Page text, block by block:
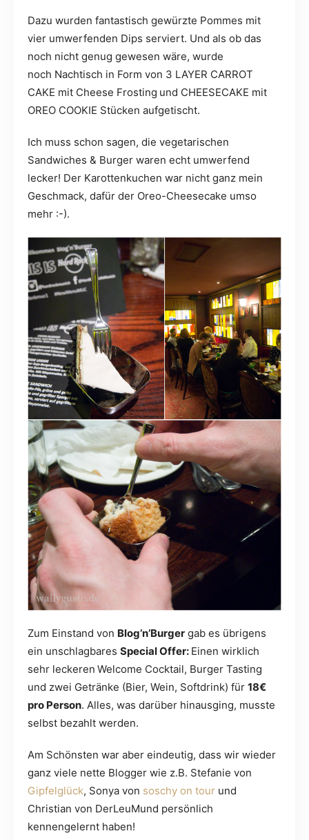
Dazu wurden fantastisch gewürzte Pommes mit
vier umwerfenden Dips serviert. Und als ob das
noch nicht genug gewesen wäre, wurde
noch Nachtisch in Form von 3 LAYER CARROT
CAKE mit Cheese Frosting und CHEESECAKE mit
OREO COOKIE Stücken aufgetischt.
Ich muss schon sagen, die vegetarischen
Sandwiches & Burger waren echt umwerfend
lecker! Der Karottenkuchen war nicht ganz mein
Geschmack, dafür der Oreo-Cheesecake umso
mehr :-).
Zum Einstand von Blog’n’Burger gab es übrigens
ein unschlagbares Special Offer: Einen wirklich
sehr leckeren Welcome Cocktail, Burger Tasting
und zwei Getränke (Bier, Wein, Softdrink) für 18€
pro Person. Alles, was darüber hinausging, musste
selbst bezahlt werden.
Am Schönsten war aber eindeutig, dass wir wieder
ganz viele nette Blogger wie z.B. Stefanie von
Gipfelglück, Sonya von soschy on tour und
Christian von DerLeuMund persönlich
kennengelernt haben!